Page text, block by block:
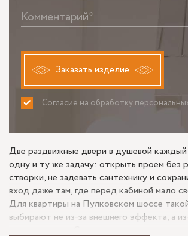
Комментарий*
Заказать изделие
Согласие на обработку
ПРИНИМАЮ НЕ
Две раздвижные двери в душевой
одну и ту же задачу: открыть проем без
створки, не задевать сантехнику и
вход даже там, где перед кабиной мало
Для квартиры на Пулковском шоссе
выбирают не из-за внешнего эффекта, а